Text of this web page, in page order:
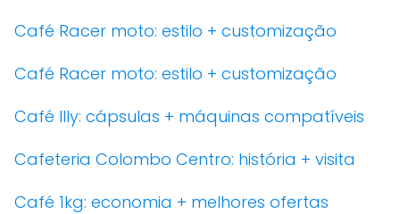
Café Racer moto: estilo + customização
Café Racer moto: estilo + customização
Café Illy: cápsulas + máquinas compatíveis
Cafeteria Colombo Centro: história + visita
Café 1kg: economia + melhores ofertas